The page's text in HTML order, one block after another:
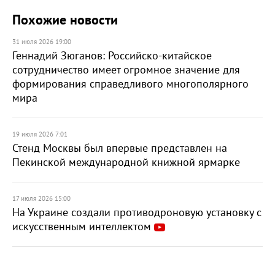
Похожие новости
31 июля 2026 19:00
Геннадий Зюганов: Российско-китайское
сотрудничество имеет огромное значение для
формирования справедливого многополярного
мира
19 июля 2026 7:01
Стенд Москвы был впервые представлен на
Пекинской международной книжной ярмарке
17 июля 2026 15:00
На Украине создали противодроновую установку с
искусственным интеллектом